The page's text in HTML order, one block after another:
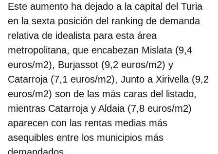
Este aumento ha dejado a la capital del Turia
en la sexta posición del ranking de demanda
relativa de idealista para esta área
metropolitana, que encabezan Mislata (9,4
euros/m2), Burjassot (9,2 euros/m2) y
Catarroja (7,1 euros/m2), Junto a Xirivella (9,2
euros/m2) son de las más caras del listado,
mientras Catarroja y Aldaia (7,8 euros/m2)
aparecen con las rentas medias más
asequibles entre los municipios más